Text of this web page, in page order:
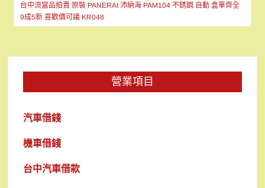
章
導
覽
台中流當品拍賣 原裝 PANERAI 沛納海 PAM104 不銹鋼 自動 盒單齊全
9成5新 喜歡價可議 KR048
營業項目
汽車借錢
機車借錢
台中汽車借款